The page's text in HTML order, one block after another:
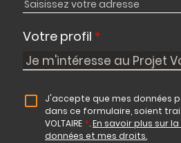
Votre profil *
J'accepte que mes données
dans ce formulaire, soient
VOLTAIRE *.En savoir plus sur
données et mes droits.